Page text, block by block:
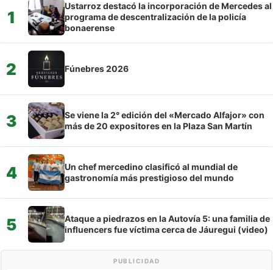
1
Ustarroz destacó la incorporación de Mercedes al
programa de descentralización de la policía
bonaerense
2 Fúnebres 2026
3
Se viene la 2° edición del «Mercado Alfajor» con
más de 20 expositores en la Plaza San Martín
4
Un chef mercedino clasificó al mundial de
gastronomía más prestigioso del mundo
5
Ataque a piedrazos en la Autovía 5: una familia de
influencers fue víctima cerca de Jáuregui (video)
PUBLICIDAD